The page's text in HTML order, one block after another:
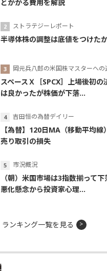
とかかる費用を解説
ストラテジーレポート
半導体株の調整は底値をつけた
岡元兵八郎の米国株マスターへの
スペースＸ［SPCX］上場後初
は良かったが株価が下落...
吉田恒の為替デイリー
【為替】120日MA（移動平均線
売り取引の損失
市況概況
（朝）米国市場は3指数揃って
悪化懸念から投資家心理...
ランキング一覧を見る